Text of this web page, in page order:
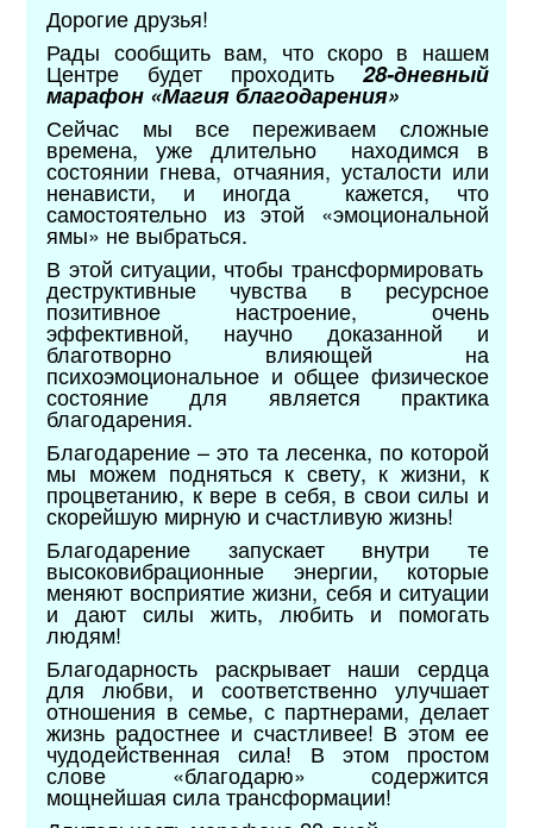
Дорогие друзья!
Рады сообщить вам, что скоро в нашем
Центре будет проходить28-дневный
марафон «Магия благодарения»
Сейчас мы все переживаем сложные
времена, уже длительно находимся в
состоянии гнева, отчаяния, усталости или
ненависти, и иногда кажется, что
самостоятельно из этой «эмоциональной
ямы» не выбраться.
В этой ситуации, чтобы трансформировать
деструктивные чувства в ресурсное
позитивное настроение, очень
эффективной, научно доказанной и
благотворно влияющей на
психоэмоциональное и общее физическое
состояние для является практика
благодарения.
Благодарение – это та лесенка, по которой
мы можем подняться к свету, к жизни, к
процветанию, к вере в себя, в свои силы и
скорейшую мирную и счастливую жизнь!
Благодарение запускает внутри те
высоковибрационные энергии, которые
меняют восприятие жизни, себя и ситуации
и дают силы жить, любить и помогать
людям!
Благодарность раскрывает наши сердца
для любви, и соответственно улучшает
отношения в семье, с партнерами, делает
жизнь радостнее и счастливее! В этом ее
чудодейственная сила! В этом простом
слове «благодарю» содержится
мощнейшая сила трансформации!